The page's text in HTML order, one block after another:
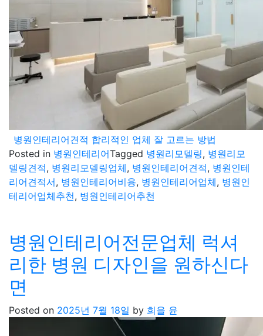
병원인테리어견적 합리적인 업체 잘 고르는 방법
Posted in 병원인테리어Tagged 병원리모델링, 병원리모
델링견적, 병원리모델링업체, 병원인테리어견적, 병원인테
리어견적서, 병원인테리어비용, 병원인테리어업체, 병원인
테리어업체추천, 병원인테리어추천
병원인테리어전문업체 럭셔
리한 병원 디자인을 원하신다
면
Posted on 2025년 7월 18일 by 희을 윤